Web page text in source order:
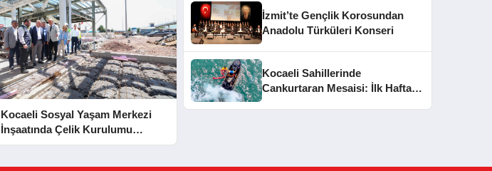
Kocaeli Sosyal Yaşam Merkezi
İnşaatında Çelik Kurulumu
Tamamlandı
İzmit’te Gençlik Korosundan
Anadolu Türküleri Konseri
Kocaeli Sahillerinde
Cankurtaran Mesaisi: İlk Haftada